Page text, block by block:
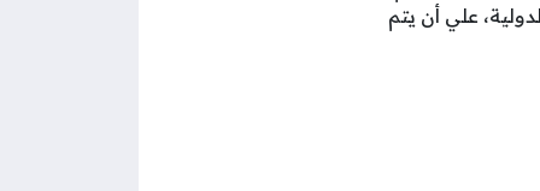
علي أن يتم